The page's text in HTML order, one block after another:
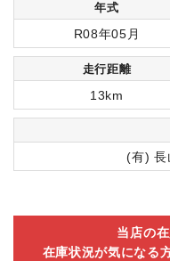
年式
R08年05月
走行距離
13km
(有) 長
当店の
在庫状況が気になる